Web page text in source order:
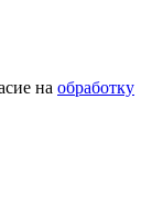
на обработку